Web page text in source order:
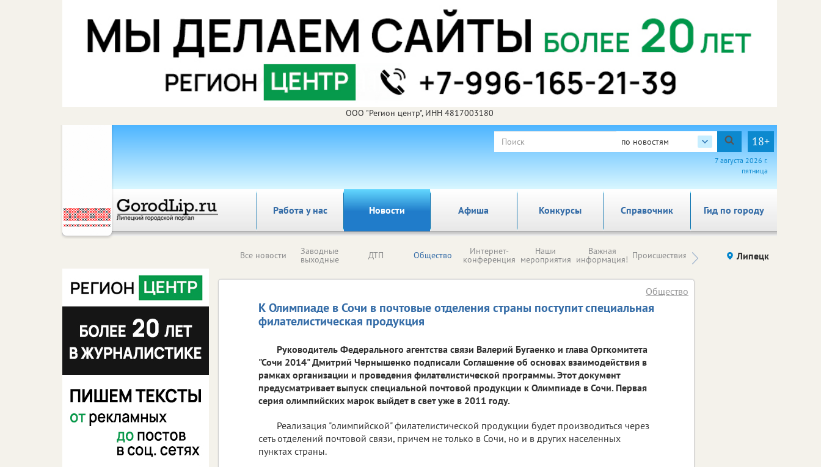
ООО "Регион центр", ИНН 4817003180
по новостям 18+
7 августа 2026 г.
пятница
Работа у нас Новости Афиша Справочник Гид по городу
Конкурсы
Все новости Заводные
выходные ДТП Общество Интернет-
конференция
Наши
мероприятия
Важная
информация! Происшествия Здоровье компаний (на
правах
Липецк
К Олимпиаде в Сочи в почтовые отделения страны поступит специальная
филателистическая продукция
Общество
Руководитель Федерального агентства связи Валерий Бугаенко и глава Оргкомитета
"Сочи 2014" Дмитрий Чернышенко подписали Соглашение об основах взаимодействия в
рамках организации и проведения филателистической программы. Этот документ
предусматривает выпуск специальной почтовой продукции к Олимпиаде в Сочи. Первая
серия олимпийских марок выйдет в свет уже в 2011 году.
Реализация "олимпийской" филателистической продукции будет производиться через
сеть отделений почтовой связи, причем не только в Сочи, но и в других населенных
пунктах страны.